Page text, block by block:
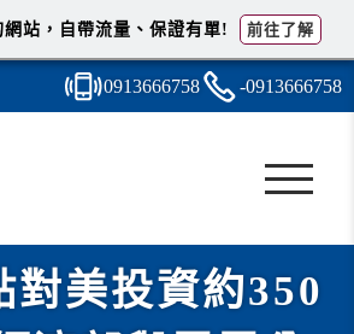
0913666758 -0913666758
對美投資約350
站，自帶流量、保證有單! 前往了解